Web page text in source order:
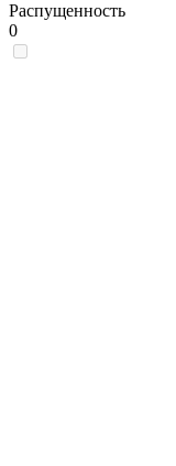
Распущенность
0